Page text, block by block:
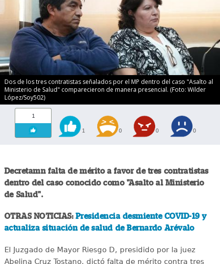
Dos de los tres contratistas señalados por el MP dentro del caso "Asalto al
Ministerio de Salud" comparecieron de manera presencial. (Foto: Wilder
López/Soy502)
1
1 0 0 0
Decretamn falta de mérito a favor de tres contratistas
dentro del caso conocido como "Asalto al Ministerio
de Salud".
OTRAS NOTICIAS: Presidencia desmiente COVID-19 y
actualiza situación de salud de Bernardo Arévalo
El Juzgado de Mayor Riesgo D, presidido por la juez
Abelina Cruz Tostano, dictó falta de mérito contra tres